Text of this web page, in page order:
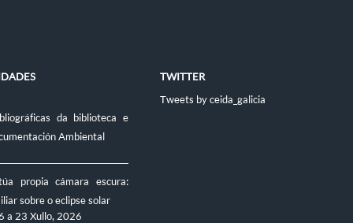
da biblioteca e
Ambiental
propia cámara escura:
sobre o eclipse solar
a 23 Xullo, 2026
TWITTER
Tweets by ceida_galicia